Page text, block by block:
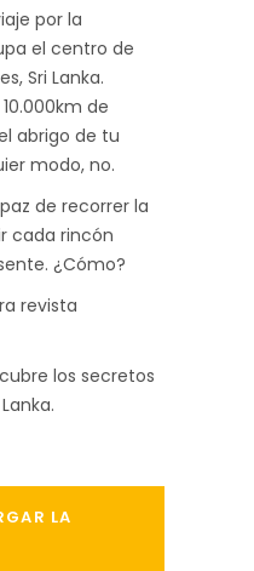
por la
el centro de
Sri Lanka.
de
abrigo de tu
modo, no.
de recorrer la
cada rincón
¿Cómo?
revista
los secretos
LA